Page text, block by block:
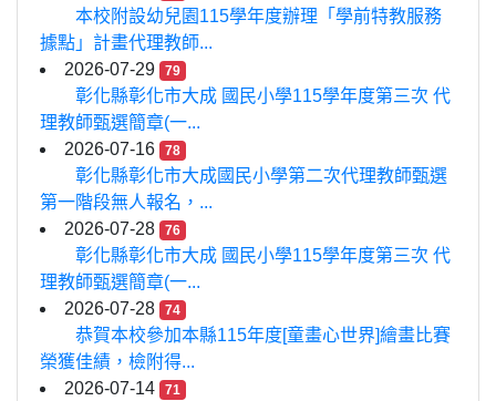
本校附設幼兒園115學年度辦理「學前特教服務
據點」計畫代理教師...
2026-07-29
79
彰化縣彰化市大成 國民小學115學年度第三次 代
理教師甄選簡章(一...
2026-07-16
78
彰化縣彰化市大成國民小學第二次代理教師甄選
第一階段無人報名，...
2026-07-28
76
彰化縣彰化市大成 國民小學115學年度第三次 代
理教師甄選簡章(一...
2026-07-28
74
恭賀本校參加本縣115年度[童畫心世界]繪畫比賽
榮獲佳績，檢附得...
2026-07-14
71